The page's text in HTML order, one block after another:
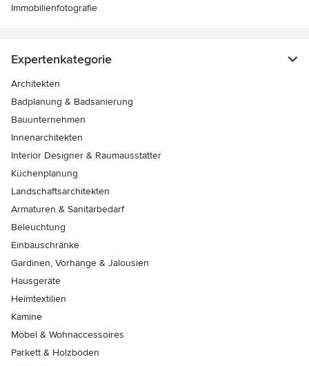
Immobilienfotografie
Expertenkategorie
Architekten
Badplanung & Badsanierung
Bauunternehmen
Innenarchitekten
Interior Designer & Raumausstatter
Küchenplanung
Landschaftsarchitekten
Armaturen & Sanitärbedarf
Beleuchtung
Einbauschränke
Gardinen, Vorhänge & Jalousien
Hausgeräte
Heimtextilien
Kamine
Möbel & Wohnaccessoires
Parkett & Holzböden